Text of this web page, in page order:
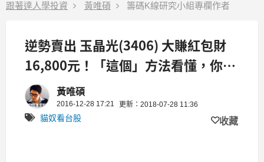
跟著達人學投資 黃唯碩 籌碼K線研究小組專欄作者
逆勢賣出 玉晶光(3406) 大賺紅包財
16,800元！「這個」方法看懂，你也
能天天賺...
黃唯碩
2016-12-28 17:21 更新：2018-07-28 11:36
貓奴看台股 收藏